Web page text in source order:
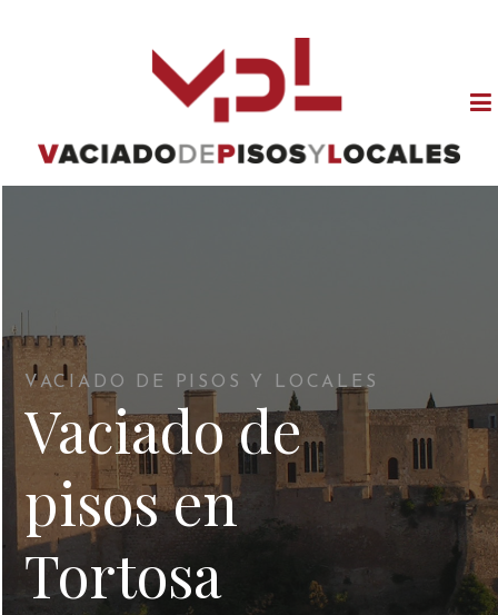
VACIADO DE PISOS Y LOCALES
Vaciado de
pisos en
Tortosa